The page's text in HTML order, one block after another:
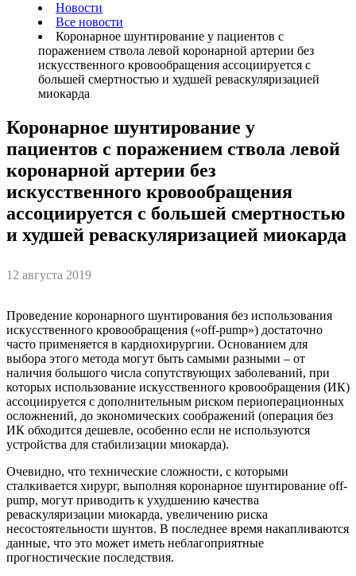
Новости
Все новости
Коронарное шунтирование у пациентов с
поражением ствола левой коронарной артерии без
искусственного кровообращения ассоциируется с
большей смертностью и худшей реваскуляризацией
миокарда
Коронарное шунтирование у
пациентов с поражением ствола левой
коронарной артерии без
искусственного кровообращения
ассоциируется с большей смертностью
и худшей реваскуляризацией миокарда
12 августа 2019
Проведение коронарного шунтирования без использования
искусственного кровообращения («off-pump») достаточно
часто применяется в кардиохирургии. Основанием для
выбора этого метода могут быть самыми разными – от
наличия большого числа сопутствующих заболеваний, при
которых использование искусственного кровообращения (ИК)
ассоциируется с дополнительным риском периоперационных
осложнений, до экономических соображений (операция без
ИК обходится дешевле, особенно если не используются
устройства для стабилизации миокарда).
Очевидно, что технические сложности, с которыми
сталкивается хирург, выполняя коронарное шунтирование off-
pump, могут приводить к ухудшению качества
реваскуляризации миокарда, увеличению риска
несостоятельности шунтов. В последнее время накапливаются
данные, что это может иметь неблагоприятные
прогностические последствия.